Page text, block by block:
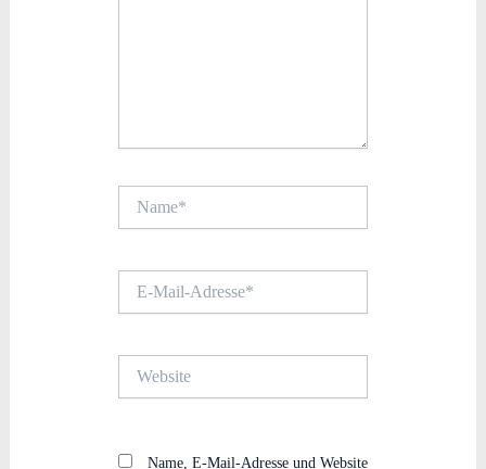
Mail-
Name, E-Mail-Adresse und Website